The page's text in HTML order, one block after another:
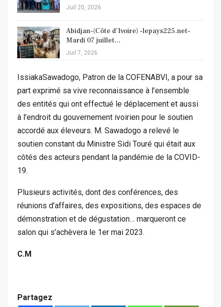
Juil 20, 2026
Abidjan-(Côte d’Ivoire) -lepays225.net-
Mardi 07 juillet…
Juil 7, 2026
IssiakaSawadogo, Patron de la COFENABVI, a pour sa
part exprimé sa vive reconnaissance à l’ensemble
des entités qui ont effectué le déplacement et aussi
à l’endroit du gouvernement ivoirien pour le soutien
accordé aux éleveurs. M. Sawadogo a relevé le
soutien constant du Ministre Sidi Touré qui était aux
côtés des acteurs pendant la pandémie de la COVID-
19.
Plusieurs activités, dont des conférences, des
réunions d’affaires, des expositions, des espaces de
démonstration et de dégustation… marqueront ce
salon qui s’achèvera le 1er mai 2023.
C.M
Partagez